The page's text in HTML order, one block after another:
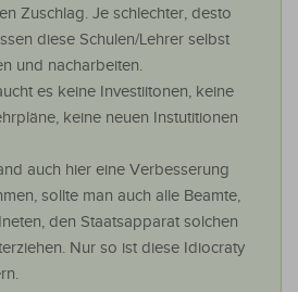
Zuschlag. Je schlechter, desto
diese Schulen/Lehrer selbst
und nacharbeiten.
es keine Investiitonen, keine
keine neuen Instutitionen
auch hier eine Verbesserung
sollte man auch alle Beamte,
den Staatsapparat solchen
Nur so ist diese Idiocraty